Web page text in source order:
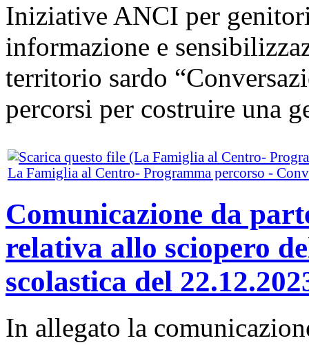
Iniziative ANCI per
informazione e
territorio sardo
percorsi per costruire una
La Famiglia al Centro- Programma percorso -
Comunicazione da
relativa allo sciopero
scolastica del
In allegato la